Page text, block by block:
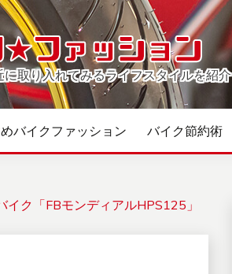
取り入れてみるライフスタイルを紹介
バイクファッション バイク節約術
ク「FBモンディアルHPS125」